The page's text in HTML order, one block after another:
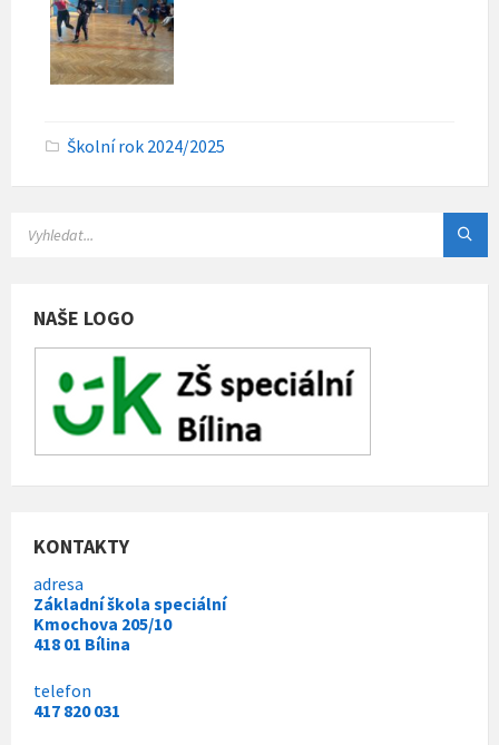
C
o
:
Školní rok 2024/2025
NAŠE LOGO
KONTAKTY
adresa
Základní škola speciální
Kmochova 205/10
418 01 Bílina
telefon
417 820 031